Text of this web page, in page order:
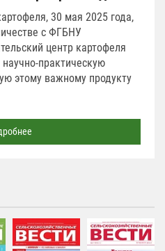
30 мая 2025 года,
с ФГБНУ
центр картофеля
практическую
этому важному продукту